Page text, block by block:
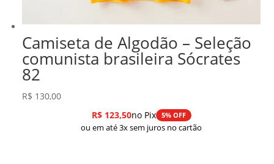
Camiseta de Algodão – Seleção
comunista brasileira Sócrates
82
R$ 130,00
R$123,50no Pix 5% OFF
ou em até 3x sem juros no cartão